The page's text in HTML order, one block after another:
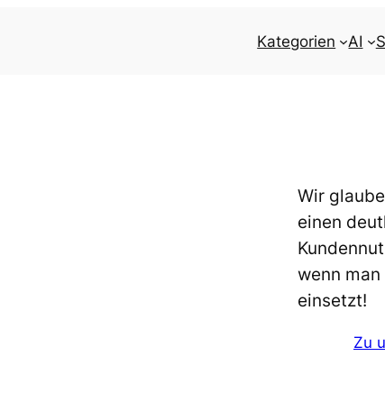
Kategorien AI
Wir
einen
wenn
einsetzt!
Zu